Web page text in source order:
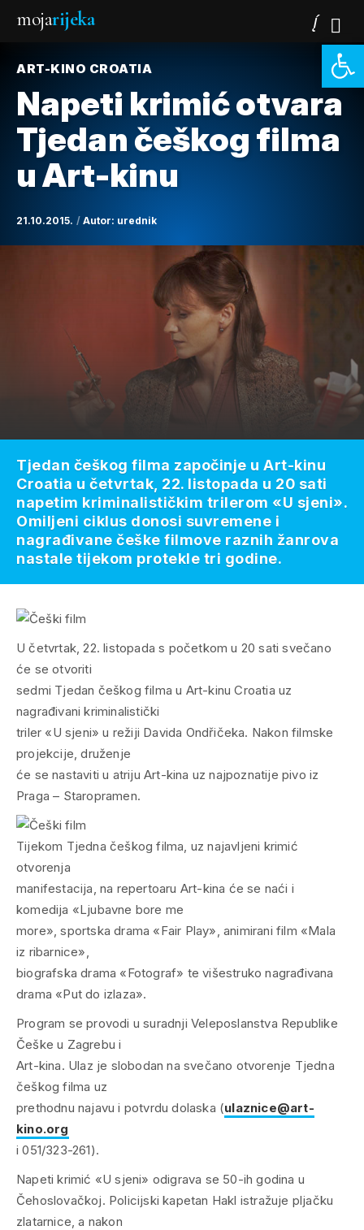
mojarijeka
ART-KINO CROATIA
Napeti krimić otvara
Tjedan češkog filma
u Art-kinu
21.10.2015. Autor: urednik
U četvrtak, 22. listopada s početkom u 20 sati svečano
će se otvoriti
sedmi Tjedan češkog filma u Art-kinu Croatia uz
nagrađivani kriminalistički
triler «U sjeni» u režiji Davida Ondřičeka. Nakon filmske
projekcije, druženje
će se nastaviti u atriju Art-kina uz najpoznatije pivo iz
Praga – Staropramen.
Tijekom Tjedna češkog filma, uz najavljeni krimić
otvorenja
manifestacija, na repertoaru Art-kina će se naći i
komedija «Ljubavne bore me
more», sportska drama «Fair Play», animirani film «Mala
iz ribarnice»,
biografska drama «Fotograf» te višestruko nagrađivana
drama «Put do izlaza».
Program se provodi u suradnji Veleposlanstva Republike
Češke u Zagrebu i
Art-kina. Ulaz je slobodan na svečano otvorenje Tjedna
češkog filma uz
prethodnu najavu i potvrdu dolaska (ulaznice@art-
kino.org
i 051/323-261).
Napeti krimić «U sjeni» odigrava se 50-ih godina u
Čehoslovačkoj. Policijski kapetan Hakl istražuje pljačku
zlatarnice, a nakon
Tjedan češkog filma započinje u Art-kinu
Croatia u četvrtak, 22. listopada u 20 sati
napetim kriminalističkim trilerom «U sjeni».
Omiljeni ciklus donosi suvremene i
nagrađivane češke filmove raznih žanrova
nastale tijekom protekle tri godine.